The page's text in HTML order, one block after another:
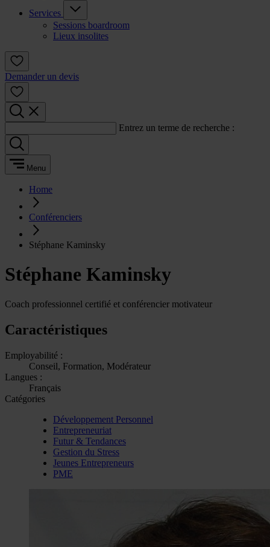
Services
Sessions boardroom
Lieux insolites
Demander un devis
Entrez un terme de recherche :
Menu
Home
Conférenciers
Stéphane Kaminsky
Stéphane Kaminsky
Coach professionnel certifié et conférencier motivateur
Caractéristiques
Employabilité :
Conseil, Formation, Modérateur
Langues :
Français
Catégories
Développement Personnel
Entrepreneuriat
Futur & Tendances
Gestion du Stress
Jeunes Entrepreneurs
PME